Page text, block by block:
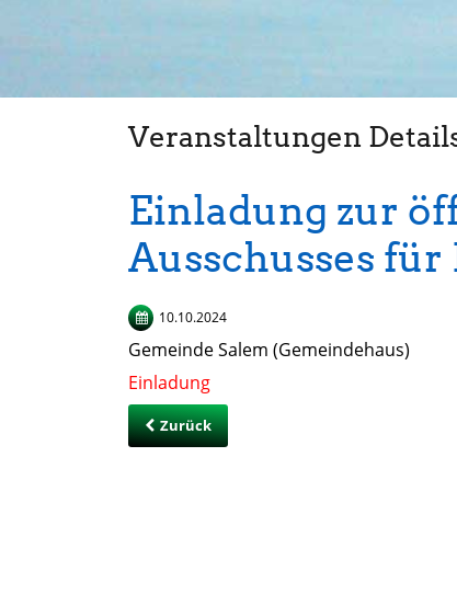
Veranstaltungen
Einladung zur
Ausschusses
10.10.2024
Gemeinde Salem (Gemeindehaus)
Einladung
Zurück